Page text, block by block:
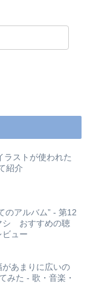
ラストが使われた
紹介
のアルバム” - 第12
シ おすすめの聴
ビュー
があまりに広いの
みた - 歌・音楽・